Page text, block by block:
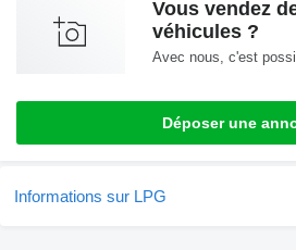
Vous vendez
véhicules ?
Avec nous, c'est
Déposer une
Informations sur LPG